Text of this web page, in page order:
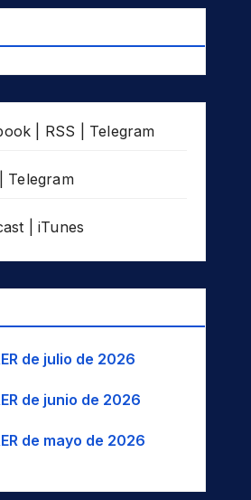
RSS Telegram
Telegram
iTunes
de julio de 2026
de junio de 2026
de mayo de 2026